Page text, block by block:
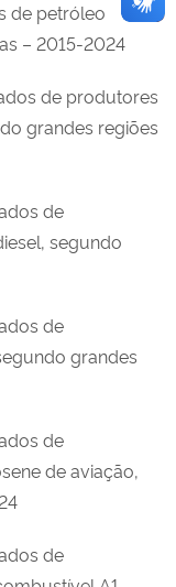
de petróleo
– 2015-2024
de produtores
grandes regiões
de
segundo
de
grandes
de
de aviação,
de